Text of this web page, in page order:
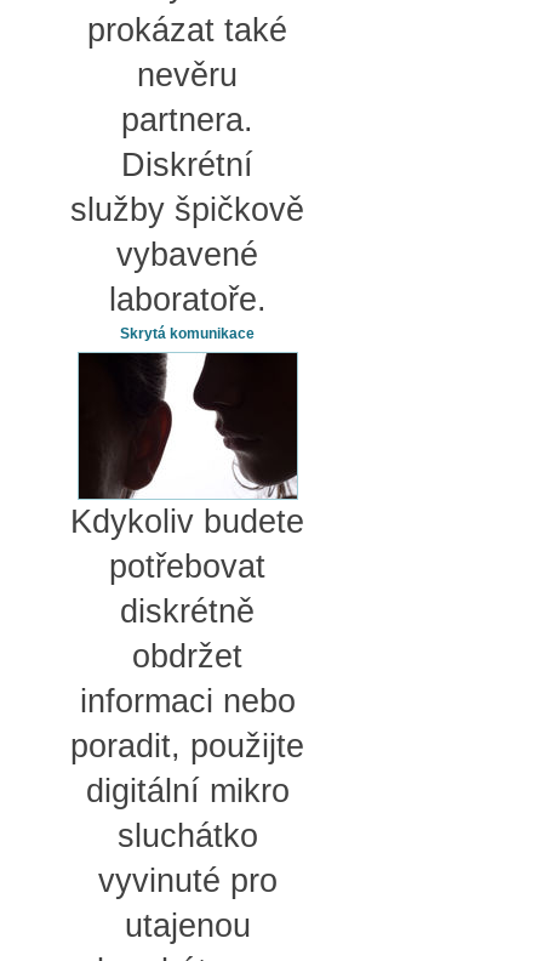
prokázat také
nevěru
partnera.
Diskrétní
služby špičkově
vybavené
laboratoře.
Skrytá komunikace
Kdykoliv budete
potřebovat
diskrétně
obdržet
informaci nebo
poradit, použijte
digitální mikro
sluchátko
vyvinuté pro
utajenou